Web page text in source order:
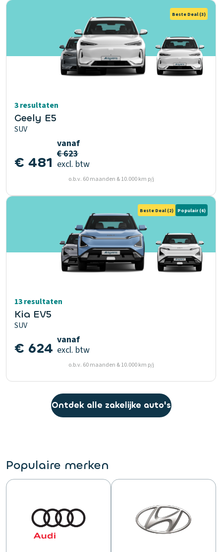
Beste Deal (3)
3 resultaten
Geely E5
SUV
€ 481
vanaf
€ 623
excl. btw
o.b.v. 60 maanden & 10.000 km p/j
Beste Deal (2) Populair(6)
13 resultaten
Kia EV5
SUV
€ 624 vanaf
excl. btw
o.b.v. 60 maanden & 10.000 km p/j
Ontdek alle zakelijke auto's
Populaire merken